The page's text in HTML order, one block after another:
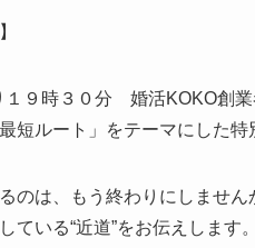
１９時３０分 婚活KOKO創
短ルート」をテーマにした特
のは、もう終わりにしません
ている“近道”をお伝えします。